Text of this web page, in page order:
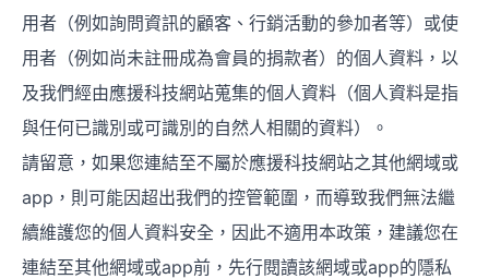
用者（例如詢問資訊的顧客、行銷活動的參加者等）或使
用者（例如尚未註冊成為會員的捐款者）的個人資料，以
及我們經由應援科技網站蒐集的個人資料（個人資料是指
與任何已識別或可識別的自然人相關的資料）。
請留意，如果您連結至不屬於應援科技網站之其他網域或
app，則可能因超出我們的控管範圍，而導致我們無法繼
續維護您的個人資料安全，因此不適用本政策，建議您在
連結至其他網域或app前，先行閱讀該網域或app的隱私